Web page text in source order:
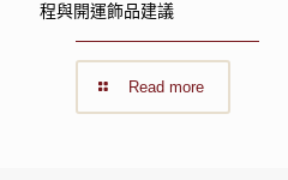
程與開運飾品建議
Read more